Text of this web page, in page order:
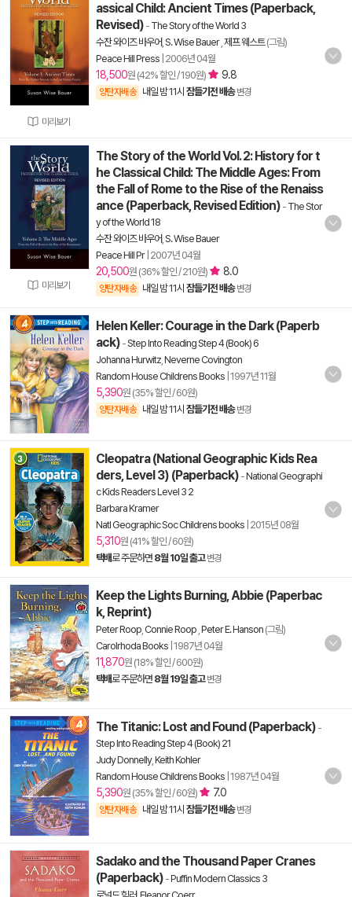
미리보기
assical Child: Ancient Times (Paperback,
Revised) - The Story of the World 3
수잔 와이즈 바우어 S. Wise Bauer, 제프 웨스트(그림)
Peace Hill Press 2006년 04월
18,500원 (42% 할인 / 190원) 9.8
양탄자배송 내일 밤 11시 잠들기전 배송 변경
미리보기
The Story of the World Vol. 2: History for t
he Classical Child: The Middle Ages: From
the Fall of Rome to the Rise of the Renaiss
ance (Paperback, Revised Edition) - The Stor
y of the World 18
수잔 와이즈 바우어 S. Wise Bauer
Peace Hill Pr 2007년 04월
20,500원 (36% 할인 / 210원) 8.0
양탄자배송 내일 밤 11시 잠들기전 배송 변경
Helen Keller: Courage in the Dark (Paperb
ack) -Step Into Reading Step 4 (Book) 6
Johanna Hurwitz Neverne Covington
Random House Childrens Books 1997년 11월
5,390원 (35% 할인 / 60원)
양탄자배송 내일 밤 11시 잠들기전 배송 변경
Cleopatra (National Geographic Kids Rea
ders, Level 3) (Paperback) -National Geographi
c Kids Readers Level 3 2
Barbara Kramer
Natl Geographic Soc Childrens books 2015년 08월
5,310원 (41% 할인 / 60원)
택배로 주문하면 8월 10일 출고 변경
Keep the Lights Burning, Abbie (Paperbac
k, Reprint)
Peter Roop Connie Roop Peter E. Hanson (그림)
Carolrhoda Books 1987년 04월
11,870원 (18% 할인 / 600원)
택배로 주문하면 8월 19일 출고 변경
The Titanic: Lost and Found (Paperback) -
Step Into Reading Step 4 (Book) 21
Judy Donnelly, Keith Kohler
Random House Childrens Books 1987년 04월
5,390원 (35% 할인 / 60원) 7.0
양탄자배송 내일 밤 11시 잠들기전 배송 변경
Sadako and the Thousand Paper Cranes
(Paperback) -Puffin Modern Classics 3